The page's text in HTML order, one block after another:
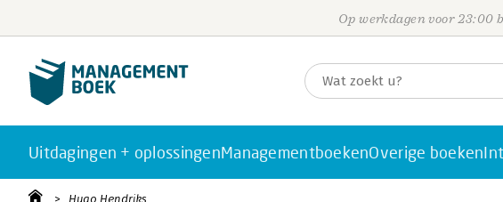
Op werkdagen voor 23:00
Uitdagingen + oplossingenManagementboekenOverige boeken
Hugo Hendriks